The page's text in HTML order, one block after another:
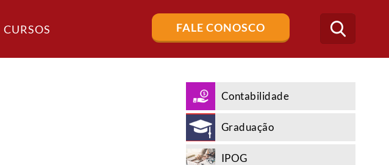
CURSOS FALE CONOSCO
Buscar
no
blog
Contabilidade
Graduação
IPOG